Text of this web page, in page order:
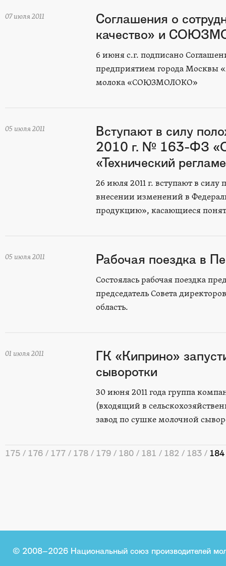
07 июля 2011
Соглашения о
качество» и
6 июня с.г. подписано
предприятием города Москвы
молока «СОЮЗМОЛОКО»
05 июля 2011
Вступают в силу
2010 г. № 163-ФЗ «О
«Технический
26 июля 2011 г. вступают в
внесении изменений в
продукцию», касающиеся
05 июля 2011 Рабочая поездка в
Состоялась рабочая поездка
председатель Совета
область.
01 июля 2011
ГК «Киприно»
сыворотки
30 июня 2011 года группа
(входящий в
завод по сушке молочной
175 176 177 178 179 180 181 182 183 184
© 2008–2026 Национальный союз производителей